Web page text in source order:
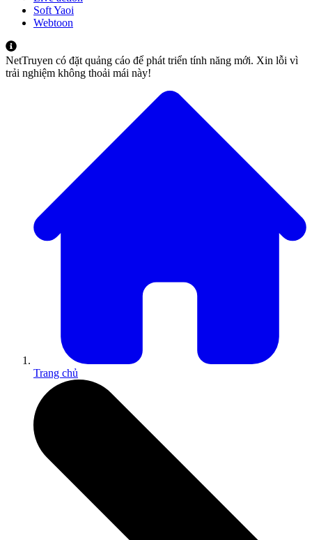
Soft Yaoi
Webtoon
NetTruyen có đặt quảng cáo để phát triển tính năng mới. Xin lỗi vì
trải nghiệm không thoải mái này!
Trang chủ